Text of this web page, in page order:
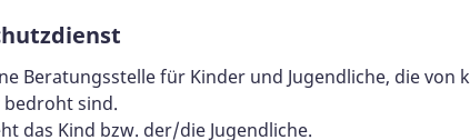
Beratungsstelle für Kinder und Jugendliche, die
sind.
das Kind bzw. der/die Jugendliche.